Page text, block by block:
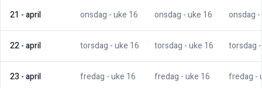
21 -april onsdag - uke 16 onsdag - uke 16 onsdag
22-april torsdag - uke 16 torsdag - uke 16 torsdag
23 -april fredag - uke 16 fredag - uke 16 fredag -